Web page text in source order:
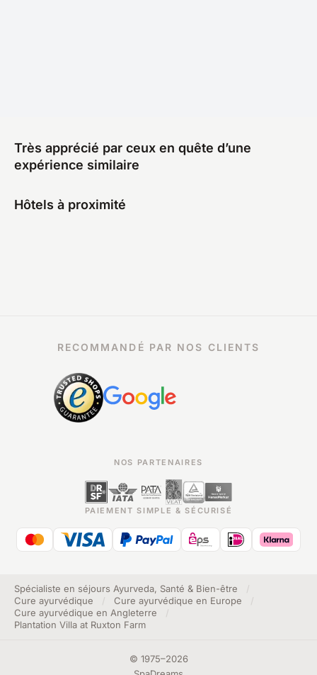
Très apprécié par ceux en quête d’une
expérience similaire
Hôtels à proximité
RECOMMANDÉ PAR NOS CLIENTS
NOS PARTENAIRES
PAIEMENT SIMPLE & SÉCURISÉ
Spécialiste en séjours Ayurveda, Santé & Bien-être
Cure ayurvédique
Cure ayurvédique en Europe
Cure ayurvédique en Angleterre
Plantation Villa at Ruxton Farm
© 1975–2026